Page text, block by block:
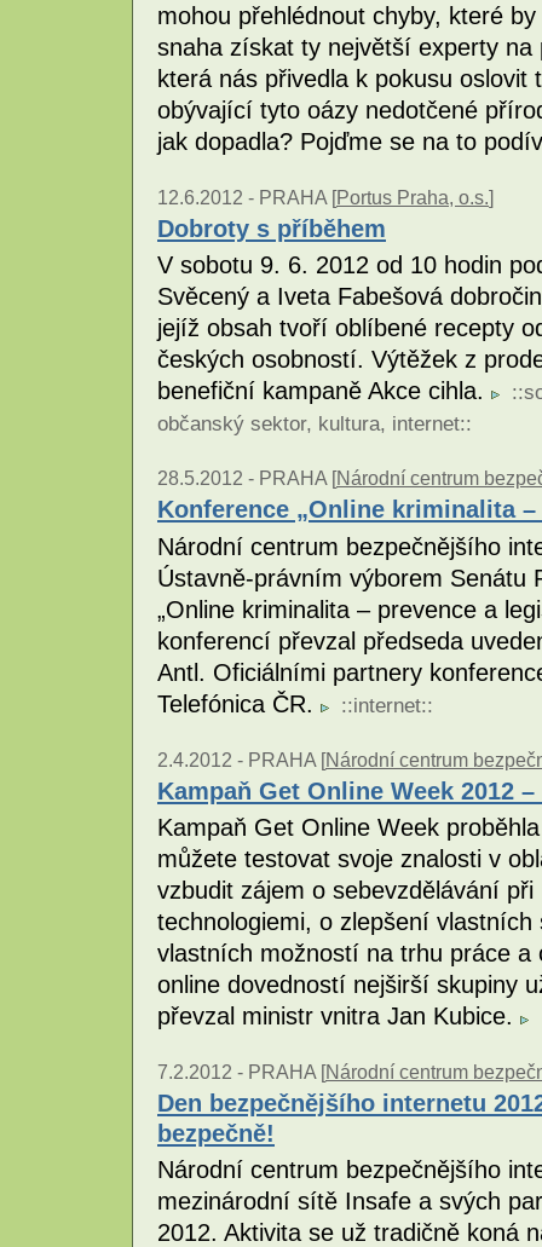
mohou přehlédnout chyby, které
snaha získat ty největší experty
která nás přivedla k pokusu
obývající tyto oázy nedotčené
jak dopadla? Pojďme se na to
12.6.2012 - PRAHA [Portus Praha, o.s.]
Dobroty s příběhem
V sobotu 9. 6. 2012 od 10 hodin
Svěcený a Iveta Fabešová
jejíž obsah tvoří oblíbené recepty
českých osobností. Výtěžek z
benefiční kampaně Akce cihla.
::
občanský sektor, kultura, internet::
28.5.2012 - PRAHA [Národní centrum
Konference „Online kriminalita
Národní centrum bezpečnějšího
Ústavně-právním výborem Senátu
„Online kriminalita – prevence a
konferencí převzal předseda
Antl. Oficiálními partnery
Telefónica ČR.
::internet::
2.4.2012 - PRAHA [Národní centrum
Kampaň Get Online Week 2012
Kampaň Get Online Week
můžete testovat svoje znalosti v
vzbudit zájem o sebevzdělávání
technologiemi, o zlepšení
vlastních možností na trhu práce
online dovedností nejširší skupiny
převzal ministr vnitra Jan Kubice.
7.2.2012 - PRAHA [Národní centrum
Den bezpečnějšího internetu
bezpečně!
Národní centrum bezpečnějšího
mezinárodní sítě Insafe a svých
2012. Aktivita se už tradičně koná